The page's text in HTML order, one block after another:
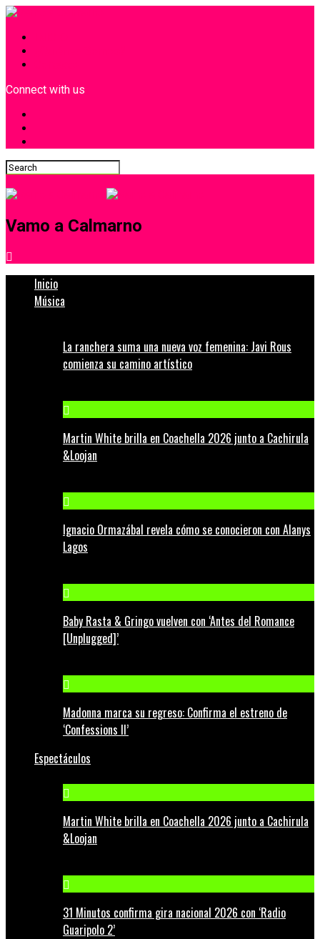
Connect with us
Vamo a Calmarno
Inicio
Música
La ranchera suma una nueva voz femenina: Javi Rous
comienza su camino artístico
Martin White brilla en Coachella 2026 junto a Cachirula
&Loojan
Ignacio Ormazábal revela cómo se conocieron con Alanys
Lagos
Baby Rasta & Gringo vuelven con ‘Antes del Romance
[Unplugged]’
Madonna marca su regreso: Confirma el estreno de
‘Confessions II’
Espectáculos
Martin White brilla en Coachella 2026 junto a Cachirula
&Loojan
31 Minutos confirma gira nacional 2026 con ‘Radio
Guaripolo 2’